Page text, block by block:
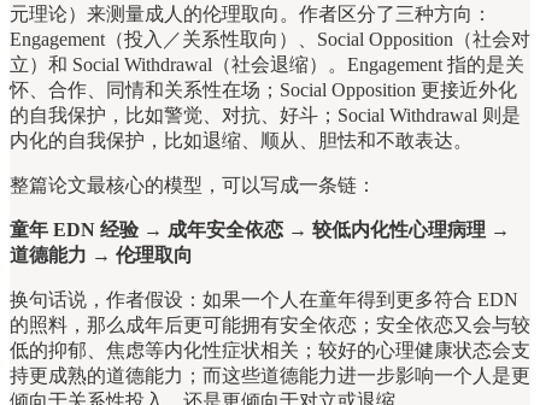
元理论）来测量成人的伦理取向。作者区分了三种方向：
Engagement（投入／关系性取向）、Social Opposition（社会对
立）和 Social Withdrawal（社会退缩）。Engagement 指的是关
怀、合作、同情和关系性在场；Social Opposition 更接近外化
的自我保护，比如警觉、对抗、好斗；Social Withdrawal 则是
内化的自我保护，比如退缩、顺从、胆怯和不敢表达。
整篇论文最核心的模型，可以写成一条链：
童年 EDN 经验 → 成年安全依恋 → 较低内化性心理病理 →
道德能力 → 伦理取向
换句话说，作者假设：如果一个人在童年得到更多符合 EDN
的照料，那么成年后更可能拥有安全依恋；安全依恋又会与较
低的抑郁、焦虑等内化性症状相关；较好的心理健康状态会支
持更成熟的道德能力；而这些道德能力进一步影响一个人是更
倾向于关系性投入，还是更倾向于对立或退缩。